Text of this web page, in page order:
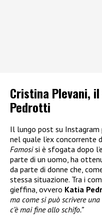
Cristina Plevani,
Pedrotti
Il lungo post su Instagram
nel quale l’ex concorrente
Famosisi è sfogata dopo
parte di un uomo, ha
da parte di donne che,
stessa situazione. Tra i
gieffina, ovvero Katia
ma come si può scrivere
c’è mai fine allo schifo.”